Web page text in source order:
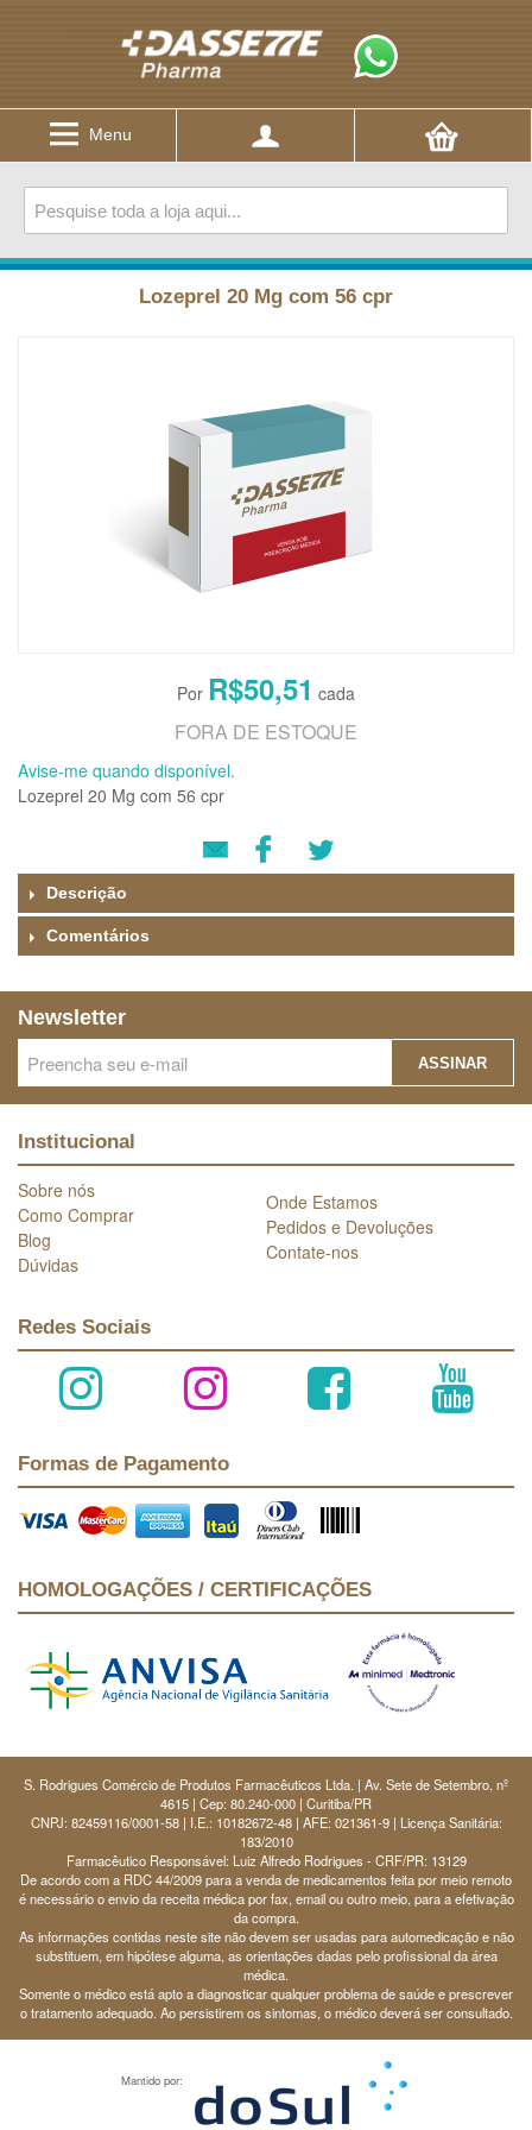
Menu
Lozeprel 20 Mg com 56 cpr
R$50,51
FORA DE ESTOQUE
Avise-me quando disponível.
Lozeprel 20 Mg com 56 cpr
Descrição
Comentários
Newsletter
ASSINAR
Institucional
Sobre nós
Como Comprar
Blog
Dúvidas
Onde Estamos
Pedidos e Devoluções
Contate-nos
Redes Sociais
Formas de Pagamento
HOMOLOGAÇÕES / CERTIFICAÇÕES
S. Rodrigues Comércio de Produtos Farmacêuticos Ltda. | Av. Sete de Setembro, nº
4615 | Cep: 80.240-000 | Curitiba/PR
CNPJ: 82459116/0001-58 | I.E.: 10182672-48 | AFE: 021361-9 | Licença Sanitária:
183/2010
Farmacêutico Responsável: Luiz Alfredo Rodrigues - CRF/PR: 13129
De acordo com a RDC 44/2009 para a venda de medicamentos feita por meio remoto
é necessário o envio da receita médica por fax, email ou outro meio, para a efetivação
da compra.
As informações contidas neste site não devem ser usadas para automedicação e não
substituem, em hipótese alguma, as orientações dadas pelo profissional da área
médica.
Somente o médico está apto a diagnosticar qualquer problema de saúde e prescrever
o tratamento adequado. Ao persistirem os sintomas, o médico deverá ser consultado.
Mantido por: